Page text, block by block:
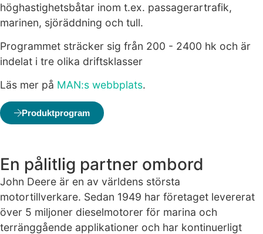
höghastighetsbåtar inom t.ex. passagerartrafik,
marinen, sjöräddning och tull.
Programmet sträcker sig från 200 - 2400 hk och är
indelat i tre olika driftsklasser
Läs mer på MAN:s webbplats.
Produktprogram
En pålitlig partner ombord
John Deere är en av världens största
motortillverkare. Sedan 1949 har företaget levererat
över 5 miljoner dieselmotorer för marina och
terränggående applikationer och har kontinuerligt